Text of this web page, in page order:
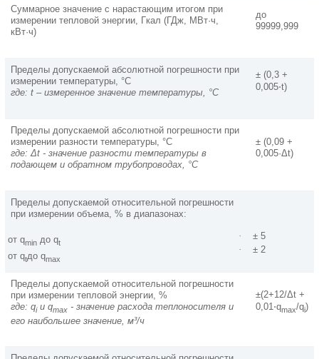
Суммарное значение с нарастающим итогом при
измерении тепловой энергии, Гкал (ГДж, МВт·ч,
кВт·ч)
до
99999,999
Пределы допускаемой абсолютной погрешности при
измерении температуры, °C
где: t – измеренное значение температуры, °С
± (0,3 +
0,005⋅t)
Пределы допускаемой абсолютной погрешности при
измерении разности температуры, °C
где: Δt - значение разности температуры в
подающем и обратном трубопроводах, °С
± (0,09 +
0,005·Δt)
Пределы допускаемой относительной погрешности
при измерении объема, % в диапазонах:
от qmin до qt
от qtдо qmax
·
± 5
·
± 2
Пределы допускаемой относительной погрешности
при измерении тепловой энергии, %
где: qiи qmax- значение расхода теплоносителя и
его наибольшее значение, м³/ч
±(2+12/Δt +
0,01⋅qmax/qi)